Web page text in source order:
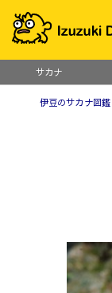
サカナ
伊豆のサカナ図鑑